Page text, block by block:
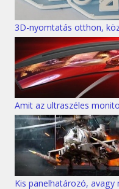
3D-nyomtatás otthon,
Amit az ultraszéles
Kis panelhatározó,